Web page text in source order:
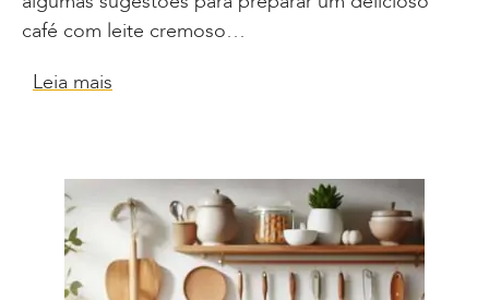
café com leite cremoso…
Leia mais